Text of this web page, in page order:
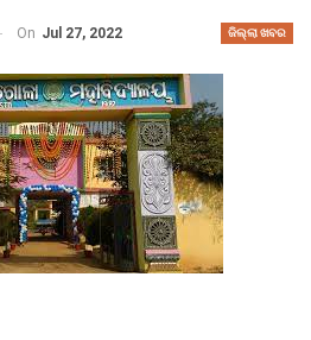
ଜିଲ୍ଲା ଖବର
On Jul 27, 2022